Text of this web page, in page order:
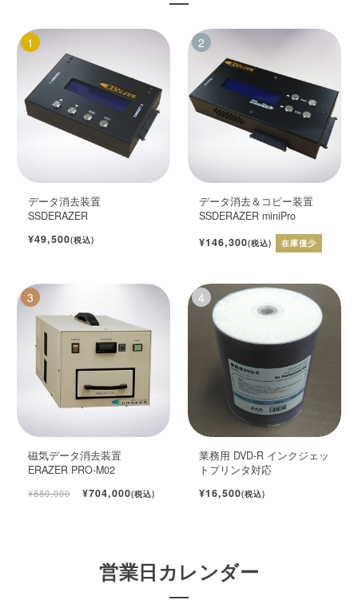
データ消去装置
SSDERAZER
¥49,500(税込)
データ消去＆コピー装置
SSDERAZER miniPro
¥146,300(税込) 在庫僅少
磁気データ消去装置
ERAZER PRO-M02
¥880,000 ¥704,000(税込)
業務用 DVD-R インクジェッ
トプリンタ対応
¥16,500(税込)
営業日カレンダー